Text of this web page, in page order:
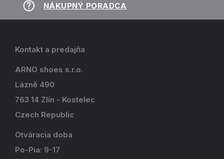
NÁKUPNÝ PORADCA
Kontakt a predajňa
ARNO shoes s.r.o.
Lázně 490
763 14 Zlín - Kostelec
Czech Republic
Otváracia doba
Po-Pia: 9-17